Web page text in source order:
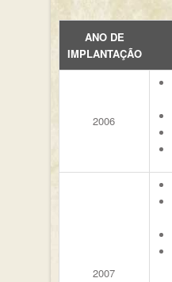
ANO DE
IMPLANTAÇÃO
2006
2007